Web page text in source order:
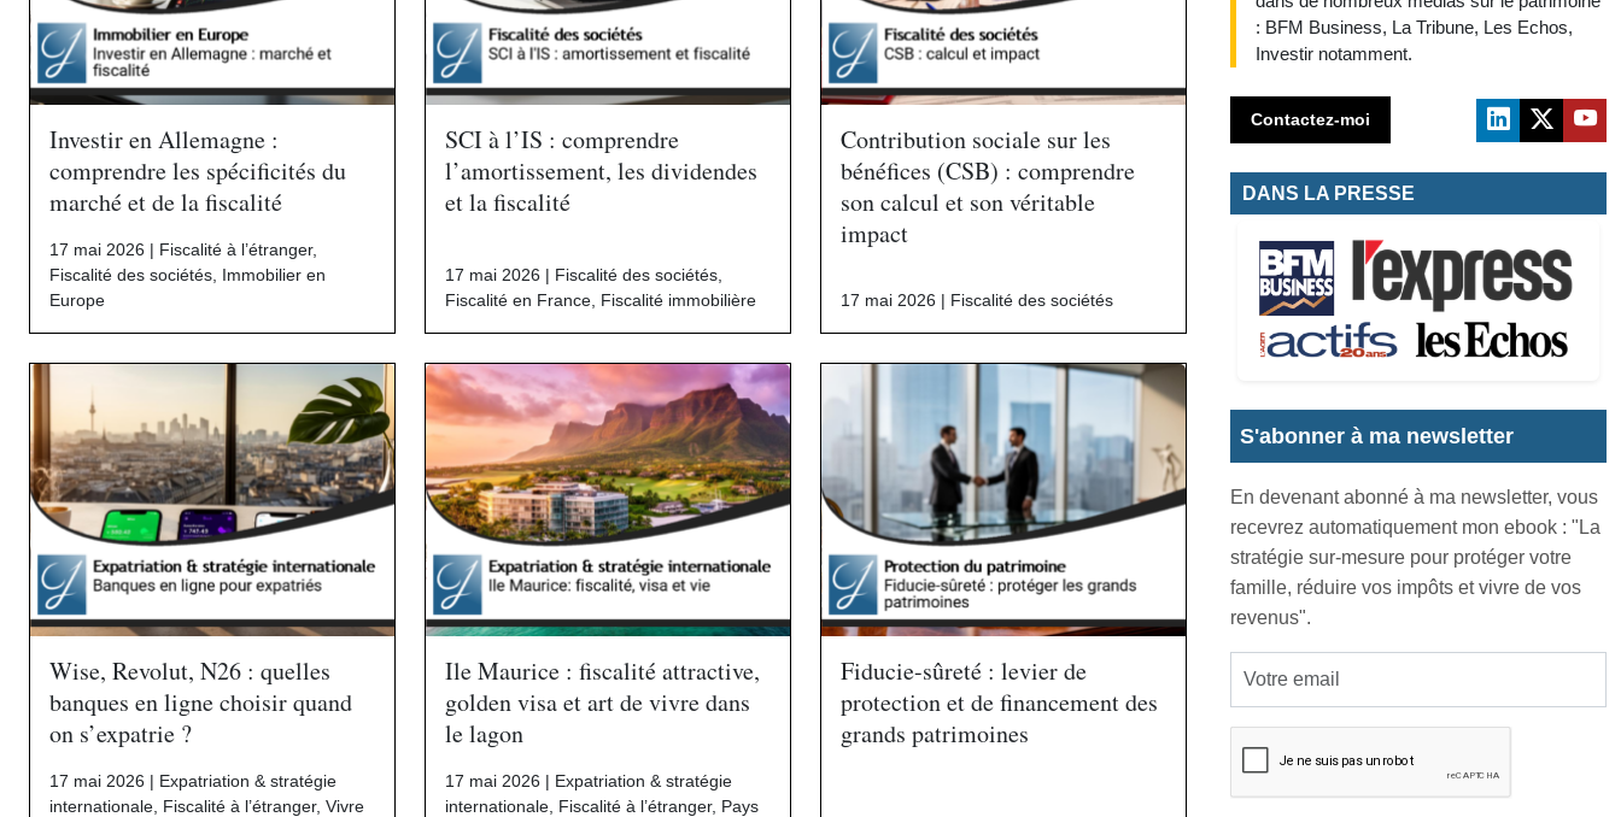
Investir en Allemagne :
comprendre les spécificités du
marché et de la fiscalité
17 mai 2026 | Fiscalité à l’étranger,
Fiscalité des sociétés Immobilier en
Europe
SCI à l’IS : comprendre
l’amortissement, les dividendes
et la fiscalité
17 mai 2026 | Fiscalité des sociétés
Fiscalité en France Fiscalité immobilière
Contribution sociale sur les
bénéfices (CSB) : comprendre
son calcul et son véritable
impact
17 mai 2026 | Fiscalité des sociétés
Wise, Revolut, N26 : quelles
banques en ligne choisir quand
on s’expatrie ?
17 mai 2026 |
Expatriation & stratégie
internationale, Fiscalité à l’étranger, Vivre
Ile Maurice : fiscalité attractive,
golden visa et art de vivre dans
le lagon
17 mai 2026 |
Expatriation & stratégie
internationale, Fiscalité à l’étranger, Pays
Fiducie-sûreté : levier de
protection et de financement des
grands patrimoines
: BFM Business, La Tribune, Les Echos,
Investir notamment.
Contactez-moi
DANS LA PRESSE
S'abonner à ma newsletter
En devenant abonné à ma newsletter, vous
recevrez automatiquement mon ebook : "La
stratégie sur-mesure pour protéger votre
famille, réduire vos impôts et vivre de vos
revenus".